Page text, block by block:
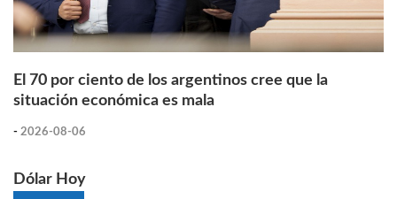
El 70 por ciento de los argentinos cree que la
situación económica es mala
- 2026-08-06
Dólar Hoy